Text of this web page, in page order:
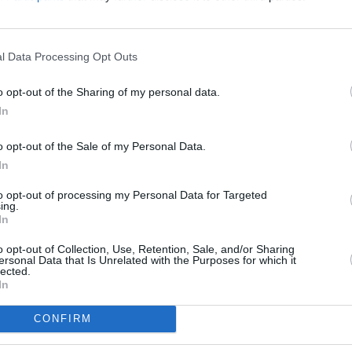
Data Processing Opt Outs
opt-out of the Sharing of my personal data.
opt-out of the Sale of my Personal Data.
opt-out of processing my Personal Data for Targeted
opt-out of Collection, Use, Retention, Sale, and/or Sharing
Data that Is Unrelated with the Purposes for which it
CONFIRM
intervento dettato dal buon senso". Così
e vicepresidente dell’Anci con delega
di una indagine conoscitiva sulla
accompagnati, annunciato dal
per l’infanzia, Alessandra
molto da vicino le
tempo oggetto di studio ed intervento da
di Protezione per Richiedenti Asilo e
struttura istituita dal Ministero
Inoltre – aggiunge Sturani – fra
operativa del Programma Nazionale di
Accompagnati gestito dall’Anci e
Sociale con il Fondo per
Il programma nazionale che
oltre 50 Comuni in tutta Italia prevede